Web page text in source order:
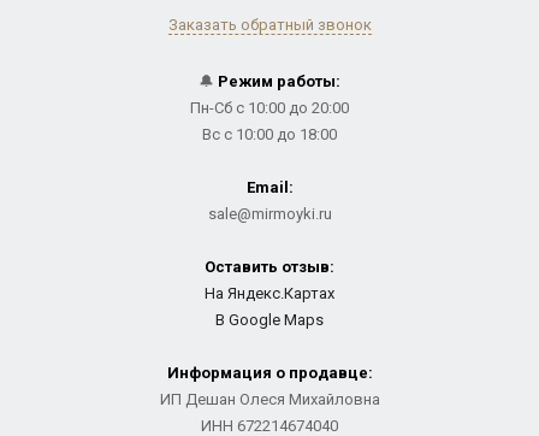
Заказать обратный звонок
🔔 Режим работы:
Пн-Сб с 10:00 до 20:00
Вс с 10:00 до 18:00
Email:
sale@mirmoyki.ru
Оставить отзыв:
На Яндекс.Картах
В Google Maps
Информация о продавце:
ИП Дешан Олеся Михайловна
ИНН 672214674040